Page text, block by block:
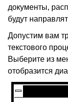
документы,
будут
Допустим вам
текстового
Выберите из
отобразится